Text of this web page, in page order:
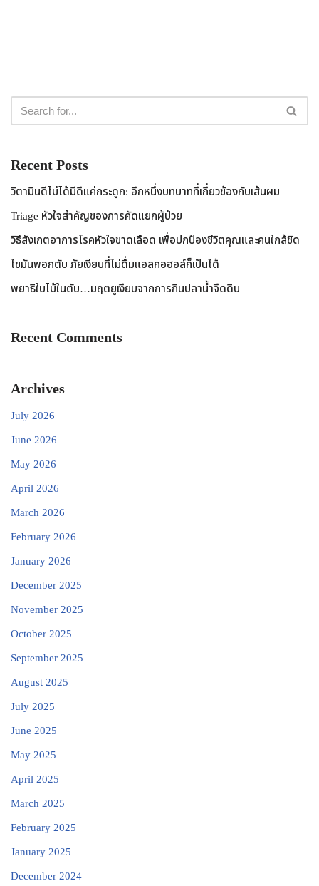
Recent Posts
วิตามินดีไม่ได้มีดีแค่กระดูก: อีกหนึ่งบทบาทที่เกี่ยวข้องกับเส้นผม
Triage หัวใจสำคัญของการคัดแยกผู้ป่วย
วิธีสังเกตอาการโรคหัวใจขาดเลือด เพื่อปกป้องชีวิตคุณและคนใกล้ชิด
ไขมันพอกตับ ภัยเงียบที่ไม่ดื่มแอลกอฮอล์ก็เป็นได้
พยาธิใบไม้ในตับ…มฤตยูเงียบจากการกินปลาน้ำจืดดิบ
Recent Comments
Archives
July 2026
June 2026
May 2026
April 2026
March 2026
February 2026
January 2026
December 2025
November 2025
October 2025
September 2025
August 2025
July 2025
June 2025
May 2025
April 2025
March 2025
February 2025
January 2025
December 2024